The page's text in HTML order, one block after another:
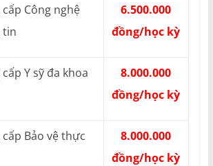
Công nghệ
tin
6.500.000
đồng/học kỳ
Y sỹ đa khoa
8.000.000
đồng/học kỳ
Bảo vệ thực
8.000.000
đồng/học kỳ